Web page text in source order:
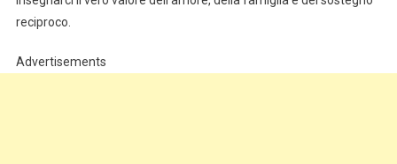
reciproco.
Advertisements